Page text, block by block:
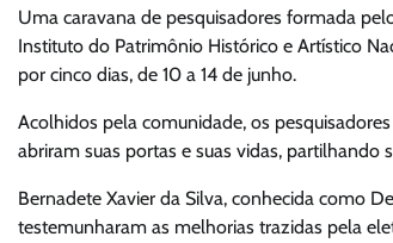
Uma caravana de pesquisadores formada
Instituto do Patrimônio Histórico e Artístico
por cinco dias, de 10 a 14 de junho.
Acolhidos pela comunidade, os
abriram suas portas e suas vidas, partilhando
Bernadete Xavier da Silva, conhecida como
testemunharam as melhorias trazidas pela